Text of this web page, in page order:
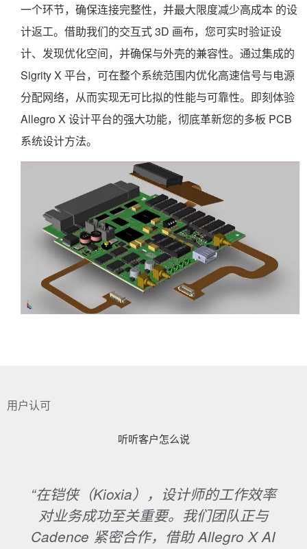
一个环节，确保连接完整性，并最大限度减少高成本 的设
计返工。借助我们的交互式 3D 画布，您可实时验证设
计、发现优化空间，并确保与外壳的兼容性。通过集成的
Sigrity X 平台，可在整个系统范围内优化高速信号与电源
分配网络，从而实现无可比拟的性能与可靠性。即刻体验
Allegro X 设计平台的强大功能，彻底革新您的多板 PCB
系统设计方法。
用户认可
听听客户怎么说
“在铠侠（Kioxia），设计师的工作效率
对业务成功至关重要。我们团队正与
Cadence 紧密合作，借助 Allegro X AI